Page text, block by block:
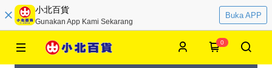
小北百貨
Gunakan App Kami Sekarang
Buka APP
0